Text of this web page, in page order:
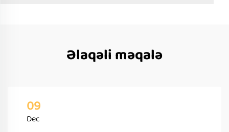
Əlaqəli məqalə
09
Dec